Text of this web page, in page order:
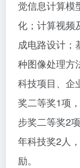
觉信息计算模
化；计算视频
成电路设计；
种图像处理方
科技项目、企
奖二等奖1项
步奖二等奖2
年科技奖2人
励。